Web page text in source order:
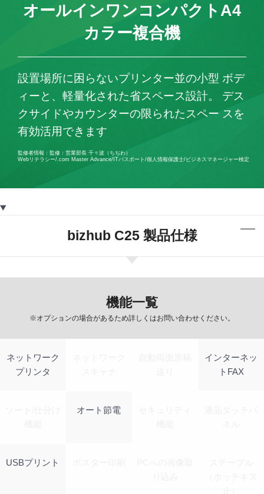
オールインワンコンパクトA4
カラー複合機
設置場所に困らないプリンター並の小型 ボデ
ィーと、軽量化された省スペース設計。 デス
クサイドやカウンターの限られたスペー スを
有効活用できます
監修者情報：監修：営業部長 千々波（ちぢわ）
Webリテラシー/.com Master Advance/ITパスポート/個人情報保護士/ビジネスマネージャー検定
bizhub C25 製品仕様
機能一覧
※オプションの場合があるため詳しくはお問い合わせください。
ネットワーク
プリンタ
インターネッ
トFAX
オート節電
USBプリント